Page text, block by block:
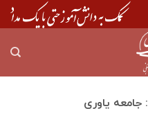
جامعه یاوری